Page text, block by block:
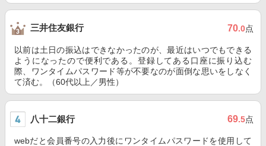
三井住友銀行 70.0点
以前は土日の振込はできなかったのが、最近はいつでもできる
ようになったので便利である。登録してある口座に振り込む
際、ワンタイムパスワード等が不要なのが面倒な思いをしなく
て済む。（60代以上／男性）
八十二銀行 69.5点
webだと会員番号の入力後にワンタイムパスワードを使用して